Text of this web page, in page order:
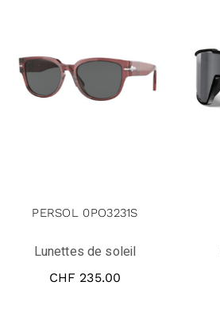
PERSOL 0PO3231S
Lunettes de soleil
CHF 235.00